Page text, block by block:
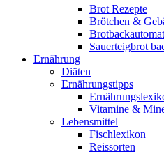
Brot Rezepte
Brötchen &
Sauerteigbrot
Ernährung
Diäten
Ernährungstipps
Vitamine &
Lebensmittel
Fischlexikon
Reissorten